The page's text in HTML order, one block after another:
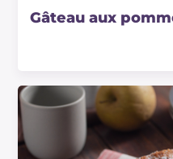
Gâteau aux